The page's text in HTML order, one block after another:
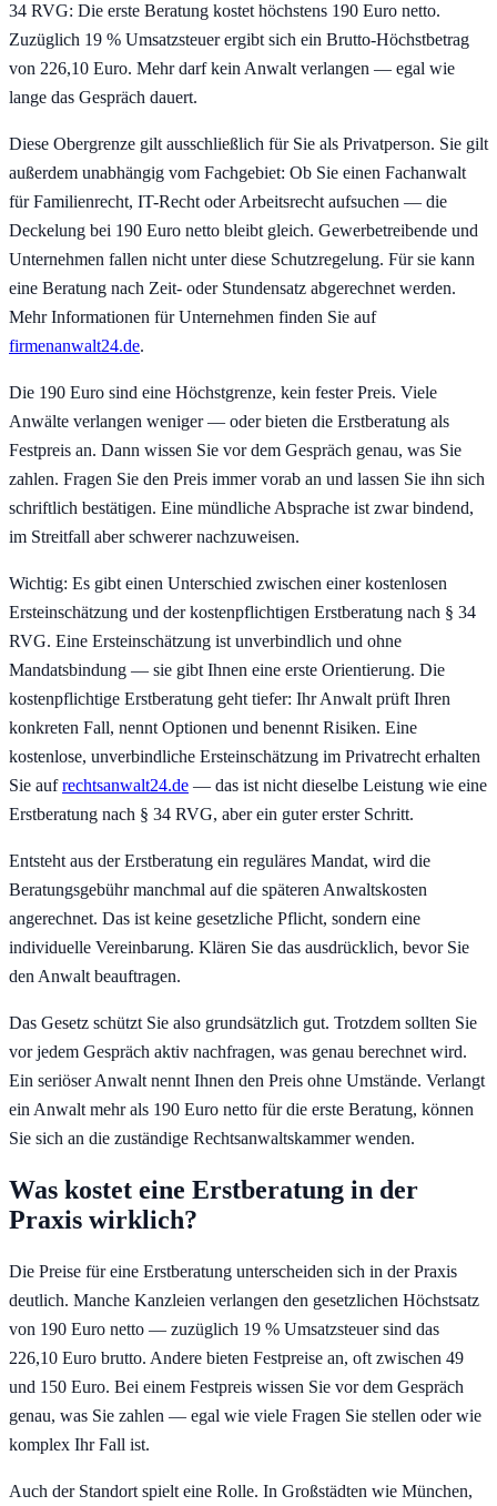
34 RVG: Die erste Beratung kostet höchstens 190 Euro netto.
Zuzüglich 19 % Umsatzsteuer ergibt sich ein Brutto-Höchstbetrag
von 226,10 Euro. Mehr darf kein Anwalt verlangen — egal wie
lange das Gespräch dauert.
Diese Obergrenze gilt ausschließlich für Sie als Privatperson. Sie gilt
außerdem unabhängig vom Fachgebiet: Ob Sie einen Fachanwalt
für Familienrecht, IT-Recht oder Arbeitsrecht aufsuchen — die
Deckelung bei 190 Euro netto bleibt gleich. Gewerbetreibende und
Unternehmen fallen nicht unter diese Schutzregelung. Für sie kann
eine Beratung nach Zeit- oder Stundensatz abgerechnet werden.
Mehr Informationen für Unternehmen finden Sie auf
firmenanwalt24.de.
Die 190 Euro sind eine Höchstgrenze, kein fester Preis. Viele
Anwälte verlangen weniger — oder bieten die Erstberatung als
Festpreis an. Dann wissen Sie vor dem Gespräch genau, was Sie
zahlen. Fragen Sie den Preis immer vorab an und lassen Sie ihn sich
schriftlich bestätigen. Eine mündliche Absprache ist zwar bindend,
im Streitfall aber schwerer nachzuweisen.
Wichtig: Es gibt einen Unterschied zwischen einer kostenlosen
Ersteinschätzung und der kostenpflichtigen Erstberatung nach § 34
RVG. Eine Ersteinschätzung ist unverbindlich und ohne
Mandatsbindung — sie gibt Ihnen eine erste Orientierung. Die
kostenpflichtige Erstberatung geht tiefer: Ihr Anwalt prüft Ihren
konkreten Fall, nennt Optionen und benennt Risiken. Eine
kostenlose, unverbindliche Ersteinschätzung im Privatrecht erhalten
Sie aufrechtsanwalt24.de — das ist nicht dieselbe Leistung wie eine
Erstberatung nach § 34 RVG, aber ein guter erster Schritt.
Entsteht aus der Erstberatung ein reguläres Mandat, wird die
Beratungsgebühr manchmal auf die späteren Anwaltskosten
angerechnet. Das ist keine gesetzliche Pflicht, sondern eine
individuelle Vereinbarung. Klären Sie das ausdrücklich, bevor Sie
den Anwalt beauftragen.
Das Gesetz schützt Sie also grundsätzlich gut. Trotzdem sollten Sie
vor jedem Gespräch aktiv nachfragen, was genau berechnet wird.
Ein seriöser Anwalt nennt Ihnen den Preis ohne Umstände. Verlangt
ein Anwalt mehr als 190 Euro netto für die erste Beratung, können
Sie sich an die zuständige Rechtsanwaltskammer wenden.
Was kostet eine Erstberatung in der
Praxis wirklich?
Die Preise für eine Erstberatung unterscheiden sich in der Praxis
deutlich. Manche Kanzleien verlangen den gesetzlichen Höchstsatz
von 190 Euro netto — zuzüglich 19 % Umsatzsteuer sind das
226,10 Euro brutto. Andere bieten Festpreise an, oft zwischen 49
und 150 Euro. Bei einem Festpreis wissen Sie vor dem Gespräch
genau, was Sie zahlen — egal wie viele Fragen Sie stellen oder wie
komplex Ihr Fall ist.
Auch der Standort spielt eine Rolle. In Großstädten wie München,